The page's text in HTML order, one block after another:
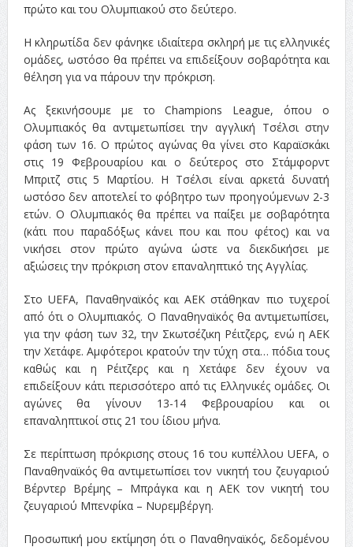
πρώτο και του Ολυμπιακού στο δεύτερο.
Η κληρωτίδα δεν φάνηκε ιδιαίτερα σκληρή με τις ελληνικές
ομάδες, ωστόσο θα πρέπει να επιδείξουν σοβαρότητα και
θέληση για να πάρουν την πρόκριση.
Ας ξεκινήσουμε με το Champions League, όπου ο
Ολυμπιακός θα αντιμετωπίσει την αγγλική Τσέλσι στην
φάση των 16. Ο πρώτος αγώνας θα γίνει στο Καραϊσκάκι
στις 19 Φεβρουαρίου και ο δεύτερος στο Στάμφορντ
Μπριτζ στις 5 Μαρτίου. Η Τσέλσι είναι αρκετά δυνατή
ωστόσο δεν αποτελεί το φόβητρο των προηγούμενων 2-3
ετών. Ο Ολυμπιακός θα πρέπει να παίξει με σοβαρότητα
(κάτι που παραδόξως κάνει που και που φέτος) και να
νικήσει στον πρώτο αγώνα ώστε να διεκδικήσει με
αξιώσεις την πρόκριση στον επαναληπτικό της Αγγλίας.
Στο UEFA, Παναθηναϊκός και ΑΕΚ στάθηκαν πιο τυχεροί
από ότι ο Ολυμπιακός. Ο Παναθηναϊκός θα αντιμετωπίσει,
για την φάση των 32, την Σκωτσέζικη Ρέιτζερς, ενώ η ΑΕΚ
την Χετάφε. Αμφότεροι κρατούν την τύχη στα… πόδια τους
καθώς και η Ρέιτζερς και η Χετάφε δεν έχουν να
επιδείξουν κάτι περισσότερο από τις Ελληνικές ομάδες. Οι
αγώνες θα γίνουν 13-14 Φεβρουαρίου και οι
επαναληπτικοί στις 21 του ίδιου μήνα.
Σε περίπτωση πρόκρισης στους 16 του κυπέλλου UEFA, ο
Παναθηναϊκός θα αντιμετωπίσει τον νικητή του ζευγαριού
Βέρντερ Βρέμης – Μπράγκα και η ΑΕΚ τον νικητή του
ζευγαριού Μπενφίκα – Νυρεμβέργη.
Προσωπική μου εκτίμηση ότι ο Παναθηναϊκός, δεδομένου